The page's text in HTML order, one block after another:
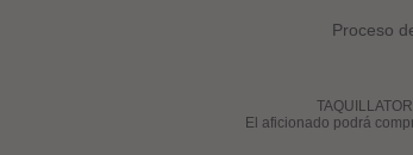
Proceso
El aficionado podrá